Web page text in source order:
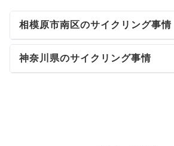
相模原市南区のサイクリング事情
神奈川県のサイクリング事情